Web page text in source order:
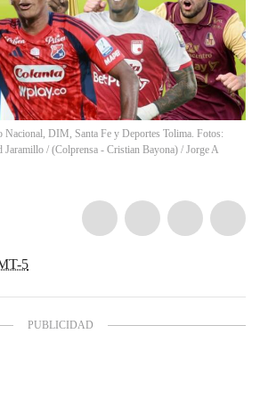
Nacional, DIM, Santa Fe y Deportes Tolima. Fotos:
Jaramillo / (Colprensa - Cristian Bayona) / Jorge A
5